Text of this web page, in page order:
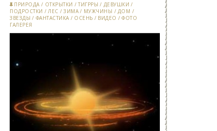
ПРИРОДА / ОТКРЫТКИ /ТИГРРЫ / ДЕВУШКИ /
ПОДРОСТКИ /ЛЕС /ЗИМА / МУЖЧИНЫ / ДОМ /
ЗВЕЗДЫ / ФАНТАСТИКА / ОСЕНЬ / ВИДЕО /ФОТО
ГАЛЕРЕЯ